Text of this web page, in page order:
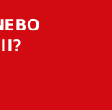
můžete se
ve